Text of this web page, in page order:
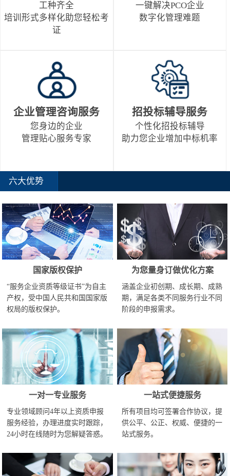
工种齐全
培训形式多样化助您轻松考
证
一键解决PCO企业
数字化管理难题
企业管理咨询服务
您身边的企业
管理贴心服务专家
招投标辅导服务
个性化招投标辅导
助力您企业增加中标机率
六大优势
国家版权保护
“服务企业资质等级证书”为自主
产权，受中国人民共和国国家版
权局的版权保护。
为您量身订做优化方案
涵盖企业初创期、成长期、成熟
期，满足各类不同服务行业不同
阶段的申报需求。
一对一专业服务
专业领域顾问4年以上资质申报
服务经验，办理进度实时跟踪，
24小时在线随时为您解疑答惑。
一站式便捷服务
所有项目均可签署合作协议，提
供公平、公正、权威、便捷的一
站式服务。